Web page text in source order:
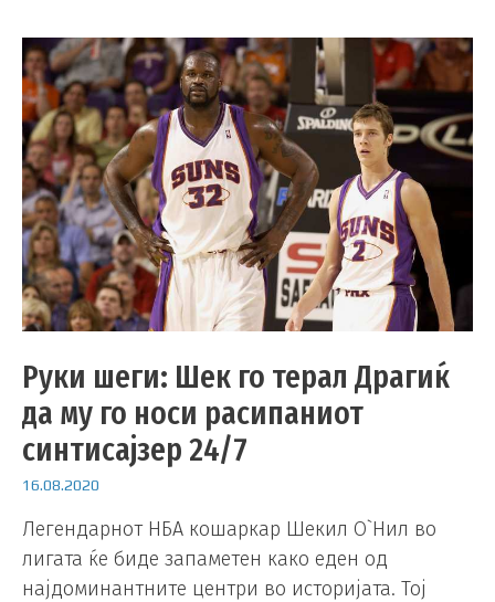
Руки шеги: Шек го терал Драгиќ
да му го носи расипаниот
синтисајзер 24/7
16.08.2020
Легендарнот НБА кошаркар Шекил О`Нил во
лигата ќе биде запаметен како еден од
најдоминантните центри во историјата. Тој